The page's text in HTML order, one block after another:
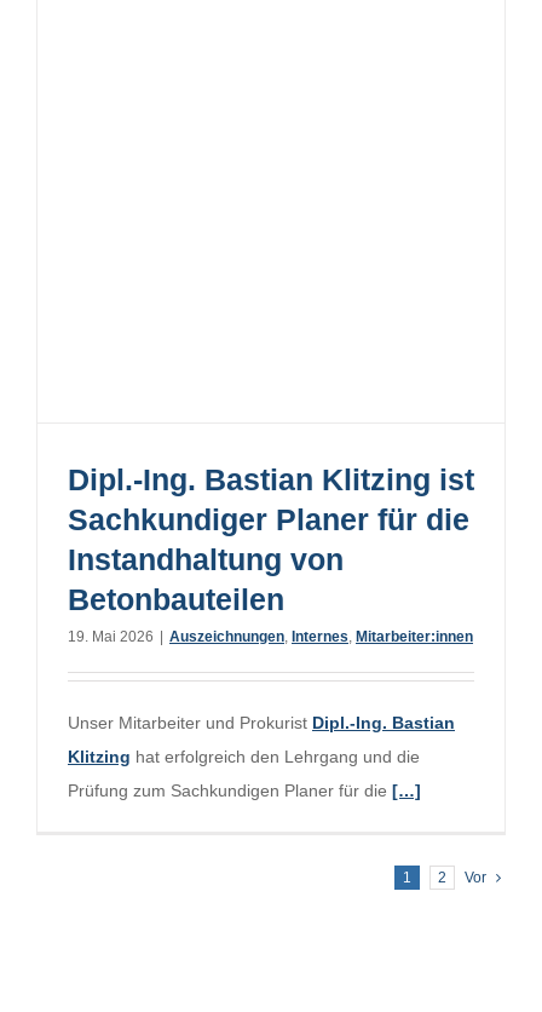
Dipl.-Ing. Bastian Klitzing ist
Sachkundiger Planer für die
Instandhaltung von
Betonbauteilen
19. Mai 2026 Auszeichnungen, Internes, Mitarbeiter:innen
Unser Mitarbeiter und Prokurist Dipl.-Ing. Bastian
Klitzing hat erfolgreich den Lehrgang und die
Prüfung zum Sachkundigen Planer für die […]
1 2 Vor